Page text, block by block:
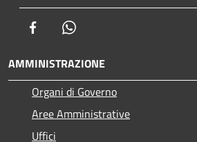
Facebook
AMMINISTRAZIONE
Organi di Governo
Aree Amministrative
Uffici